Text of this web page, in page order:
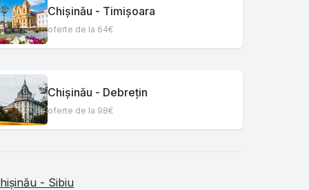
Chișinău - Timișoara
oferte de la 64€
Chișinău - Debrețin
oferte de la 98€
- Sibiu